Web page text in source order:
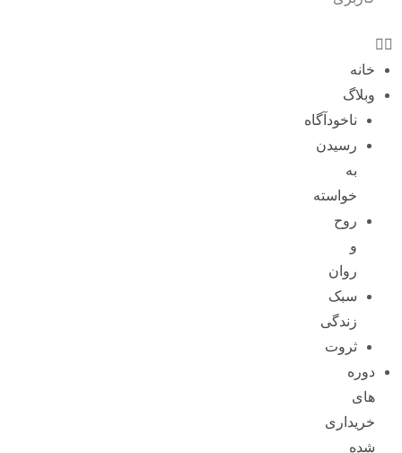
خانه
وبلاگ
ناخودآگاه
رسیدن
به
خواسته
روح
و
روان
سبک
زندگی
ثروت
دوره
های
خریداری
شده